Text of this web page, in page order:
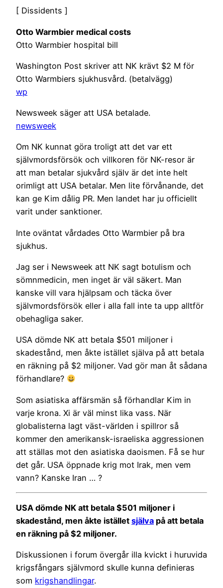
[ Dissidents ]
Otto Warmbier medical costs
Otto Warmbier hospital bill
Washington Post skriver att NK krävt $2 M för
Otto Warmbiers sjukhusvård. (betalvägg)
wp
Newsweek säger att USA betalade.
newsweek
Om NK kunnat göra troligt att det var ett
självmordsförsök och villkoren för NK-resor är
att man betalar sjukvård själv är det inte helt
orimligt att USA betalar. Men lite förvånande, det
kan ge Kim dålig PR. Men landet har ju officiellt
varit under sanktioner.
Inte oväntat vårdades Otto Warmbier på bra
sjukhus.
Jag ser i Newsweek att NK sagt botulism och
sömnmedicin, men inget är väl säkert. Man
kanske vill vara hjälpsam och täcka över
självmordsförsök eller i alla fall inte ta upp alltför
obehagliga saker.
USA dömde NK att betala $501 miljoner i
skadestånd, men åkte istället själva på att betala
en räkning på $2 miljoner. Vad gör man åt sådana
förhandlare?
Som asiatiska affärsmän så förhandlar Kim in
varje krona. Xi är väl minst lika vass. När
globalisterna lagt väst-världen i spillror så
kommer den amerikansk-israeliska aggressionen
att ställas mot den asiatiska daoismen. Få se hur
det går. USA öppnade krig mot Irak, men vem
vann? Kanske Iran … ?
USA dömde NK att betala $501 miljoner i
skadestånd, men åkte istället själva på att betala
en räkning på $2 miljoner.
Diskussionen i forum övergår illa kvickt i huruvida
krigsfångars självmord skulle kunna definieras
som krigshandlingar.